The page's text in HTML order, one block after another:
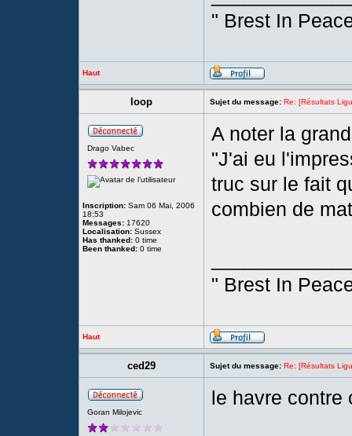
" Brest In
Haut
loop Sujet du message: Re: [Résultats
Drago Vabec
Inscription: Sam 06 Mai, 2006
18:53
Messages: 17620
Localisation: Sussex
Has thanked: 0 time
Been thanked: 0 time
A noter la
"J'ai eu
truc sur le fait
combien de
" Brest In
Haut
ced29 Sujet du message: Re: [Résultats
Goran Milojevic
le havre contre